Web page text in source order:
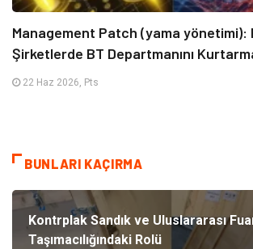
Management Patch (yama yönetimi):
Şirketlerde BT Departmanını
22 Haz 2026, Pts
BUNLARI KAÇIRMA
Kontrplak Sandık ve Uluslararası
Taşımacılığındaki Rolü